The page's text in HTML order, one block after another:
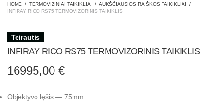
HOME / TERMOVIZINIAI TAIKIKLIAI / AUKŠČIAUSIOS RAIŠKOS TAIKIKLIAI
/
INFIRAY RICO RS75 TERMOVIZORINIS TAIKIKLIS
Teirautis
INFIRAY RICO RS75 TERMOVIZORINIS TAIKIKLIS
16995,00€
Objektyvo lęšis — 75mm